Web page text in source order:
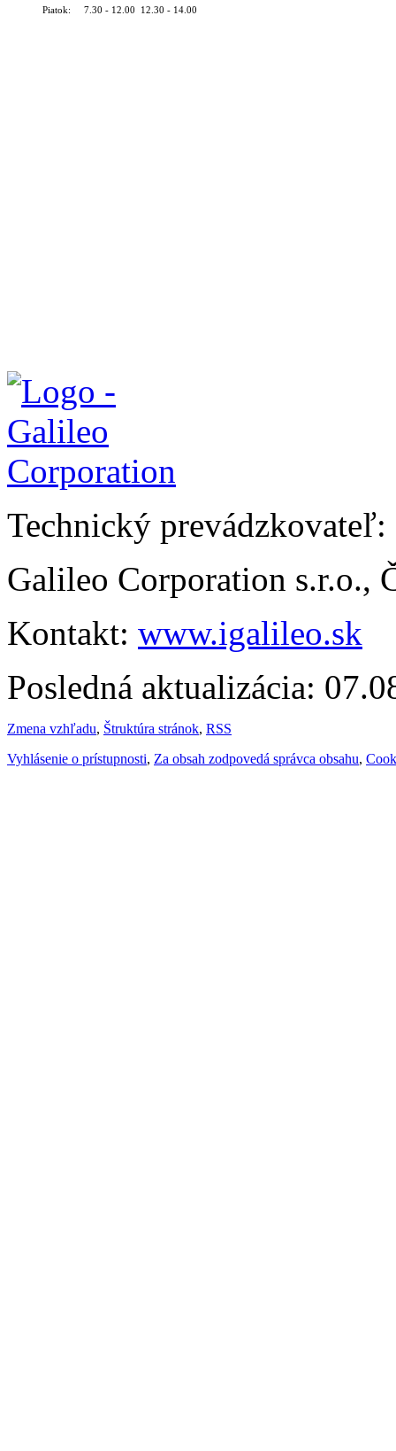
Piatok: 7.30 - 12.00 12.30 - 14.00
Technický prevádzkovateľ:
Galileo Corporation s.r.o.,
Kontakt: www.igalileo.sk
Posledná aktualizácia:
Zmena vzhľadu, Štruktúra stránok, RSS
Vyhlásenie o prístupnosti, Za obsah zodpovedá správca obsahu,